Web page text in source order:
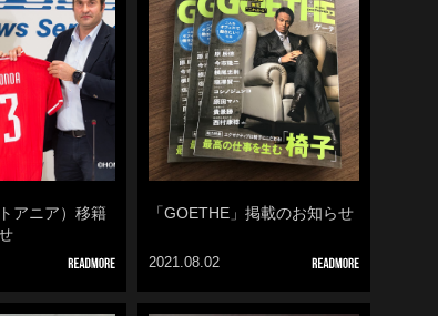
アニア）移籍
「GOETHE」掲載のお知らせ
2021.08.02